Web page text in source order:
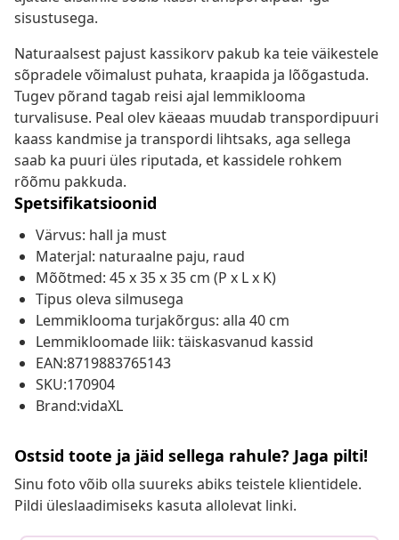
sisustusega.
Naturaalsest pajust kassikorv pakub ka teie väikestele
sõpradele võimalust puhata, kraapida ja lõõgastuda.
Tugev põrand tagab reisi ajal lemmiklooma
turvalisuse. Peal olev käeaas muudab transpordipuuri
kaass kandmise ja transpordi lihtsaks, aga sellega
saab ka puuri üles riputada, et kassidele rohkem
rõõmu pakkuda.
Spetsifikatsioonid
Värvus: hall ja must
Materjal: naturaalne paju, raud
Mõõtmed: 45 x 35 x 35 cm (P x L x K)
Tipus oleva silmusega
Lemmiklooma turjakõrgus: alla 40 cm
Lemmikloomade liik: täiskasvanud kassid
EAN:8719883765143
SKU:170904
Brand:vidaXL
Ostsid toote ja jäid sellega rahule? Jaga pilti!
Sinu foto võib olla suureks abiks teistele klientidele.
Pildi üleslaadimiseks kasuta allolevat linki.